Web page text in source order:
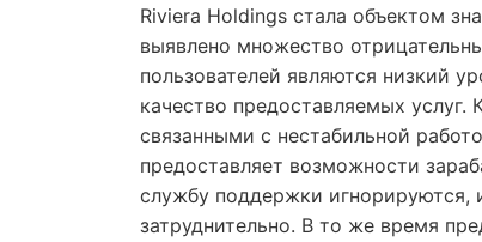
Riviera Holdings стала объектом
выявлено множество
пользователей являются низкий
качество предоставляемых
связанными с нестабильной
предоставляет возможности
службу поддержки игнорируются,
затруднительно. В то же время